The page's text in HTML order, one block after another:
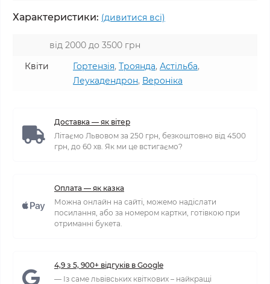
Характеристики: (дивитися всі)
від 2000 до 3500 грн
Квіти
Гортензія, Троянда, Астільба,
Леукадендрон, Вероніка
Доставка — як вітер
Літаємо Львовом за 250 грн, безкоштовно від 4500
грн, до 60 хв. Як ми це встигаємо?
Оплата — як казка
Можна онлайн на сайті, можемо надіслати
посилання, або за номером картки, готівкою при
отриманні букета.
4,9 з 5, 900+ відгуків в Google
— Із саме львівських квіткових – найкращі